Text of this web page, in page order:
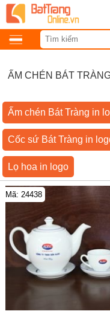
ẤM CHÉN BÁT
Ấm chén Bát Tràng in
Cốc sứ Bát Tràng in
Lọ hoa in logo
Mã: 24438